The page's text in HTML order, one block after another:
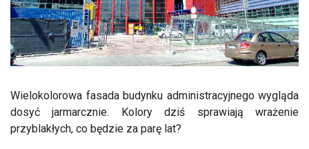
Wielokolorowa fasada budynku administracyjnego wygląda
dosyć jarmarcznie. Kolory dziś sprawiają wrażenie
przyblakłych, co będzie za parę lat?